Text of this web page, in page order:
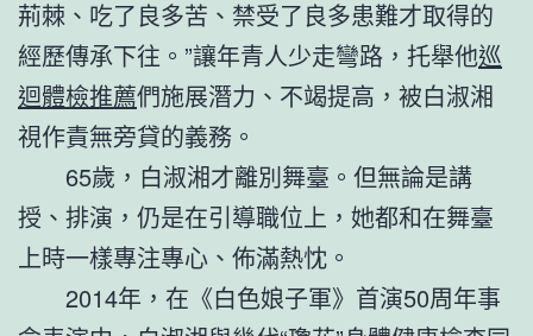
荊棘、吃了良多苦、禁受了良多患難才取得的
經歷傳承下往。”讓年青人少走彎路，托舉他巡
迴體檢推薦們施展潛力、不竭提高，被白淑湘
視作責無旁貸的義務。
65歲，白淑湘才離別舞臺。但無論是講
授、排演，仍是在引導職位上，她都和在舞臺
上時一樣專注專心、佈滿熱忱。
2014年，在《白色娘子軍》首演50周年事